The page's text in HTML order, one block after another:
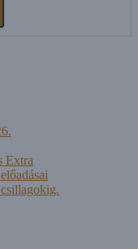
Extra